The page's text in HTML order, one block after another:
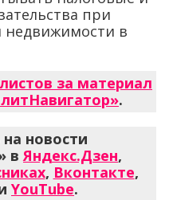
при
недвижимости в
за материал
.
новости
вЯндекс.Дзен,
, Вконтакте,
YouTube.